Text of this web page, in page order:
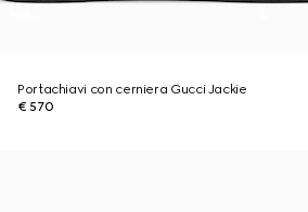
Portachiavi con cerniera Gucci Jackie
€ 570